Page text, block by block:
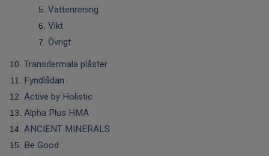
Vattenrening
Vikt
Övrigt
Transdermala plåster
Fyndlådan
Active by Holistic
Alpha Plus HMA
ANCIENT MINERALS
Be Good